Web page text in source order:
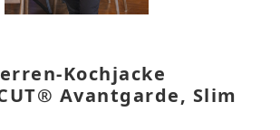
Kochjacke
Avantgarde, Slim